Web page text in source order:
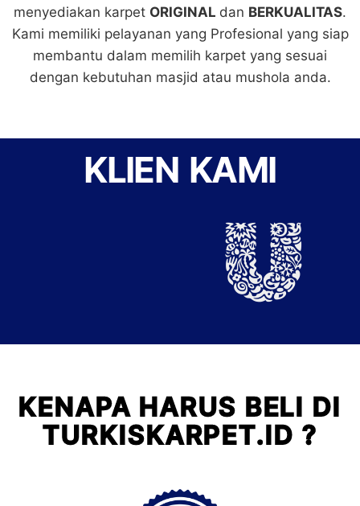
menyediakan karpet ORIGINAL dan BERKUALITAS.
Kami memiliki pelayanan yang Profesional yang siap
membantu dalam memilih karpet yang sesuai
dengan kebutuhan masjid atau mushola anda.
KLIEN KAMI
KENAPA HARUS BELI DI
TURKISKARPET.ID ?